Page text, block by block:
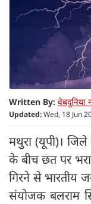
Written By: वेबदुनिया
Updated:Wed, 18 Jun
मथुरा (यूपी)। जिले
के बीच छत पर
गिरने से भारतीय
संयोजक बलराम